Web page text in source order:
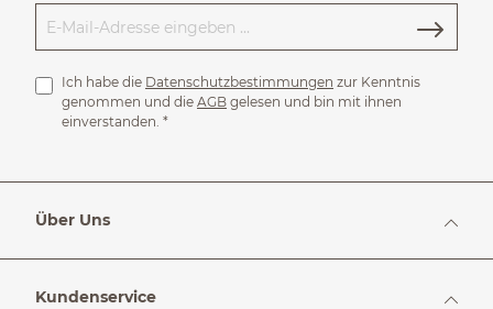
Ich habe die Datenschutzbestimmungen zur Kenntnis
genommen und die AGB gelesen und bin mit ihnen
einverstanden. *
Über Uns
Kundenservice